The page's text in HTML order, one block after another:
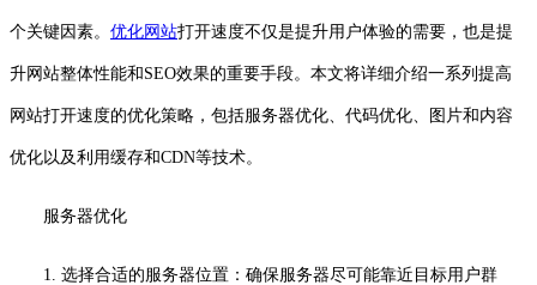
个关键因素。 优化网站打开速度不仅是提升用户体验的需要，也是提
升网站整体性能和SEO效果的重要手段。本文将详细介绍一系列提高
网站打开速度的优化策略，包括服务器优化、代码优化、图片和内容
优化以及利用缓存和CDN等技术。
服务器优化
1. 选择合适的服务器位置：确保服务器尽可能靠近目标用户群